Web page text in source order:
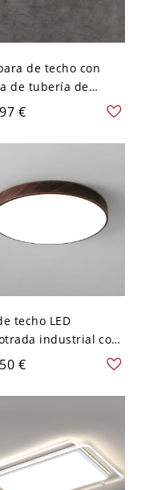
de techo con
de tubería de
estilo industrial,
cercana al
- 110 A 120 V Estilo
€
techo LED
industrial con
de metal oxidado
de acrílico - 110
V 30,48 cm Blanco
€